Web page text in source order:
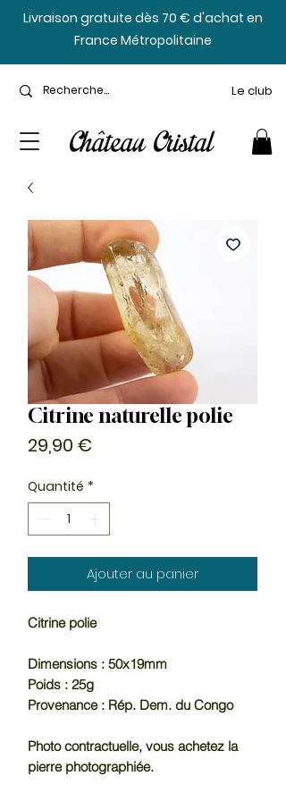
​Livraison gratuite dès 70 € d'achat en
France Métropolitaine
Le club
Citrine naturelle polie
29,90 €
Quantité *
Ajouter au panier
Citrine polie
Dimensions : 50x19mm
Poids : 25g
Provenance : Rép. Dem. du Congo
Photo contractuelle, vous achetez la
pierre photographiée.